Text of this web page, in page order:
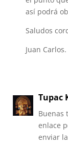
así podrá
Saludos
Juan Carlos.
Tupac
Buenas
enlace
enviar